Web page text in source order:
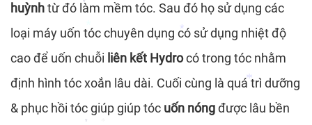
* *
huỳnhtừ đó làm mềm tóc. Sau đó họ sử dụng các
loại máy uốn tóc chuyên dụng có sử dụng nhiệt độ
cao để uốn chuỗi liên kết Hydrocó trong tóc nhằm
định hình tóc xoắn lâu dài. Cuối cùng là quá trì dưỡng
& phục hồi tóc giúp giúp tóc uốn nóngđược lâu bền